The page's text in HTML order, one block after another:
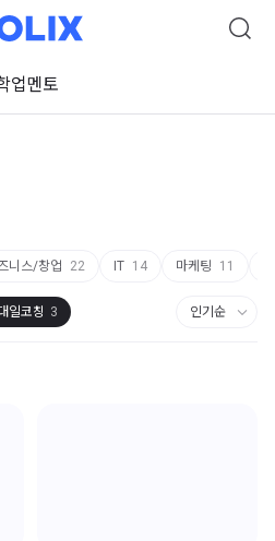
업멘토
니스/창업 22 IT 14 마케팅 11
일코칭 3